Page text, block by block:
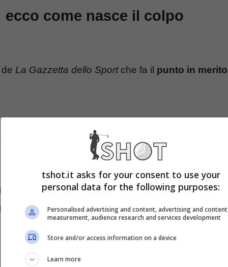
come nasce il colpo
La Gazzetta dello Sportche fa il punto in merito
lista dei suoi desideri. E’ un centrocampista che si
del prossimo tecnico bianconero, Thiago Motta.
c’è Koopmeiners . Il centrocampista è
di qualità all’interno reparto che, con molta
è destinato ad altri lidi.
l’intenzione didefinire al più presto l’operazione
è al momento in salita, ma per sbloccarla possono
tshot.it asks for your consent to use your
personal data for the following purposes:
Personalised advertising and content, advertising and content
measurement, audience research and services development
Store and/or access information on a device
Learn more